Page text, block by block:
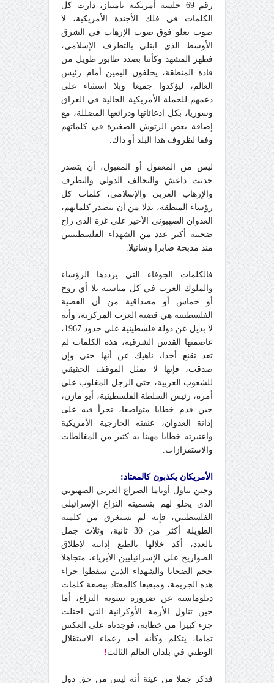
رقم 69 جلسة أمريكية بامتياز، دارت كل
الكلمات في فلك الأجندة الأمريكية، لا
صوت يعلو فوق صوت الإرهاب في الشرق
الأوسط الذي ابتلي بالتطرف الإسلامي،
فظهر المشهد وكأننا بصدد طابور طويل من
قادة المنطقة، يحلفون اليمين أمام رئيس
العالم، ليؤكدوا جميعا وبلا استثناء على
دعمهم للحملة الأمريكية الحالية في العراق
وسوريا، بكل ادعائاتها وذرائعها المضللة، مع
إضافة بعض الرتوش الصغيرة في كلماتهم
وفقا لظروف هذا البلد أو ذاك.
ليس من المعقول أو المقبول، أن يتصدر
حديث داعش والتحالف الدولي والتطرف
والإرهاب العربي والإسلامي، كلمات كل
رؤساء المنطقة، بدلا من أن يتصدر كلماتهم،
العدوان الصهيوني الأخير على غزة الذي راح
ضحيته أكبر عدد من الشهداء الفلسطينيين
منذ مذبحة صابرا وشاتيلا.
فالكلمات الجوفاء التي يرددها الرؤساء
والملوك العرب في كل مناسبة بلا أي روح
أو حماس أو مصداقية من أن القضية
الفلسطينية هي قضية العرب المركزية، وأنه
لا بديل عن دولة فلسطينية على حدود 1967،
عاصمتها القدس الشرقية، هذه الكلمات لم
تعد تقنع أحدا، ناهيك عن أنها حتى وإن
صدقت، فإنها لا تمثل الموقف الحقيقي
للشعوب العربية، حتى الرجل المغلوب على
أمره، رئيس السلطة الفلسطينية، أبو مازن،
حين قدم خطابا متواضعا، تجرأ فيه على
إدانة العدوان، عنفته الخارجية الأمريكية
واعتبرته خطابا مهينا به كثير من المغالطات
والاستفزازات.
الأمريكان يكذبون كالمعتاد:
وحين تناول أوباما الصراع العربي الصهيوني
الذي يحلو لهم بتسميته النزاع الإسرائيلي
الفلسطيني، فإنه لم يستغرق من كلمته
الطويلة أكثر من 30 ثانية، وثلاث جمل
بالعدد، أكد خلالها بالطبع إدانته لإطلاق
الصواريخ على الإسرائيليين الأبرياء، متجاهلا
حجم الضحايا والشهداء الذين سقطوا جراء
هذه الجريمة، ومبغبغا كالمعتاد ببضعة كلمات
دبلوماسية عن ضرورة تسوية النزاع، أما
حين تناول الأزمة الأوكرانية التي احتلت
جزء كبيرا من خطابه، فوجدناه على العكس
تماما، يتكلم وكأنه أحد زعماء الاستقلال
الوطني في بلدان العالم الثالث!
فذكر جملا من عينة أنه ليس من حق دول